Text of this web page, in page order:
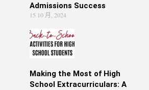
Admissions Success
15 10 月, 2024
Making the Most of High
School Extracurriculars: A